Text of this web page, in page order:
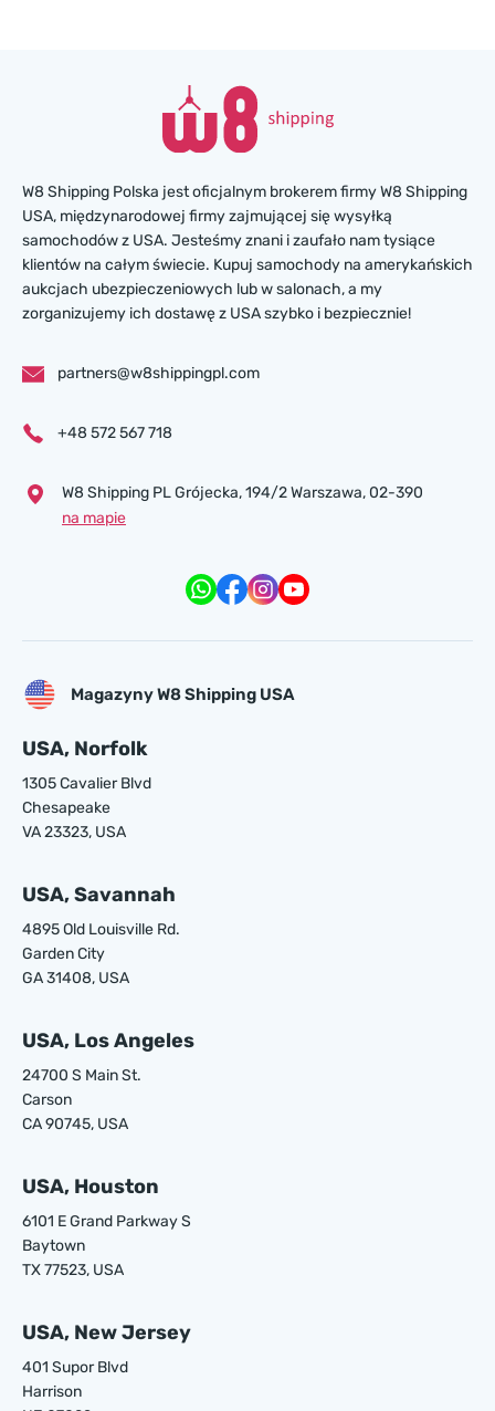
W8 Shipping Polska jest oficjalnym brokerem firmy W8 Shipping
USA, międzynarodowej firmy zajmującej się wysyłką
samochodów z USA. Jesteśmy znani i zaufało nam tysiące
klientów na całym świecie. Kupuj samochody na amerykańskich
aukcjach ubezpieczeniowych lub w salonach, a my
zorganizujemy ich dostawę z USA szybko i bezpiecznie!
partners@w8shippingpl.com
+48 572 567 718
W8 Shipping PL Grójecka , 194/2 Warszawa, 02-390
na mapie
Magazyny W8 Shipping USA
USA, Norfolk
1305 Cavalier Blvd
Chesapeake
VA 23323, USA
USA, Savannah
4895 Old Louisville Rd.
Garden City
GA 31408, USA
USA, Los Angeles
24700 S Main St.
Carson
CA 90745, USA
USA, Houston
6101 E Grand Parkway S
Baytown
TX 77523, USA
USA, New Jersey
401 Supor Blvd
Harrison